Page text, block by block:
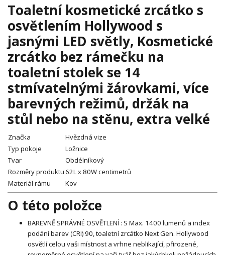
Toaletní kosmetické zrcátko s
osvětlením Hollywood s
jasnými LED světly, Kosmetické
zrcátko bez rámečku na
toaletní stolek se 14
stmívatelnými žárovkami, více
barevných režimů, držák na
stůl nebo na stěnu, extra velké
Značka
Hvězdná vize
Typ pokoje
Ložnice
Tvar
Obdélníkový
Rozměry produktu 62L x 80W centimetrů
Materiál rámu
Kov
O této položce
BAREVNĚ SPRÁVNÉ OSVĚTLENÍ : S Max. 1400 lumenů a index
podání barev (CRI) 90, toaletní zrcátko Next Gen. Hollywood
osvětlí celou vaši místnost a vrhne neblikající, přirozené,